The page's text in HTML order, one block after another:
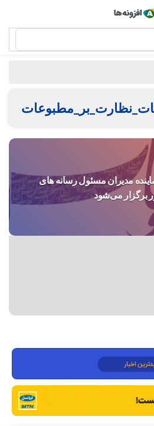
مدیران مسئول رسانه های
برگزار می‌شود